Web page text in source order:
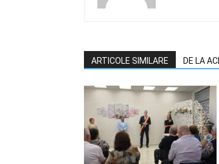
ARTICOLE SIMILARE DE LA